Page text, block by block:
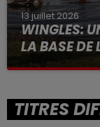
13 juillet 2026
WINGLES:
LA BASE DE
La victime a
TITRES